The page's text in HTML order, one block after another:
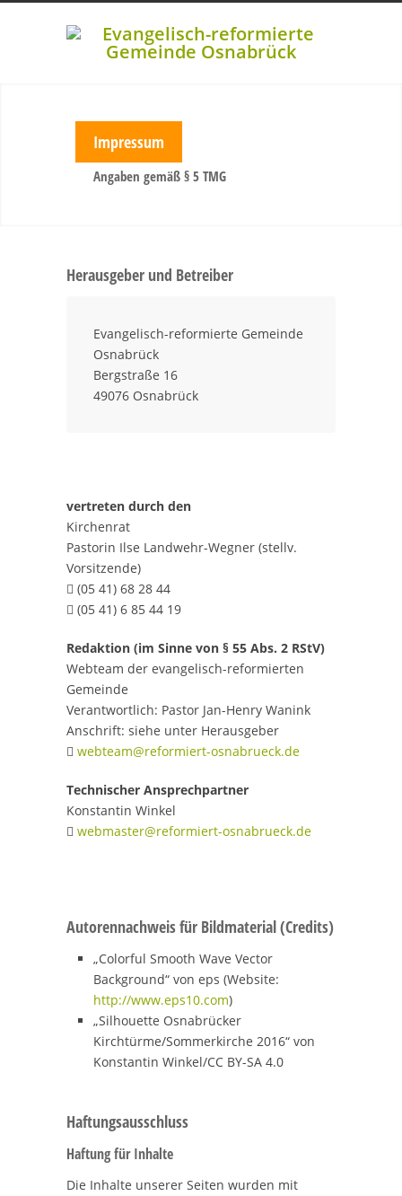
Impressum
Angaben gemäß § 5 TMG
Herausgeber und Betreiber
Evangelisch-reformierte Gemeinde
Osnabrück
Bergstraße 16
49076 Osnabrück
vertreten durch den
Kirchenrat
Pastorin Ilse Landwehr-Wegner (stellv.
Vorsitzende)
 (05 41) 68 28 44
 (05 41) 6 85 44 19
Redaktion (im Sinne von § 55 Abs. 2 RStV)
Webteam der evangelisch-reformierten
Gemeinde
Verantwortlich: Pastor Jan-Henry Wanink
Anschrift: siehe unter Herausgeber
 webteam@reformiert-osnabrueck.de
Technischer Ansprechpartner
Konstantin Winkel
 webmaster@reformiert-osnabrueck.de
Autorennachweis für Bildmaterial (Credits)
„Colorful Smooth Wave Vector
Background“ von eps (Website:
http://www.eps10.com)
„Silhouette Osnabrücker
Kirchtürme/Sommerkirche 2016“ von
Konstantin Winkel/CC BY-SA 4.0
Haftungsausschluss
Haftung für Inhalte
Die Inhalte unserer Seiten wurden mit